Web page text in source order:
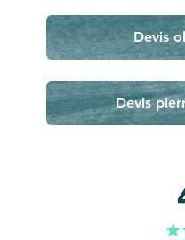
Devis
Devis